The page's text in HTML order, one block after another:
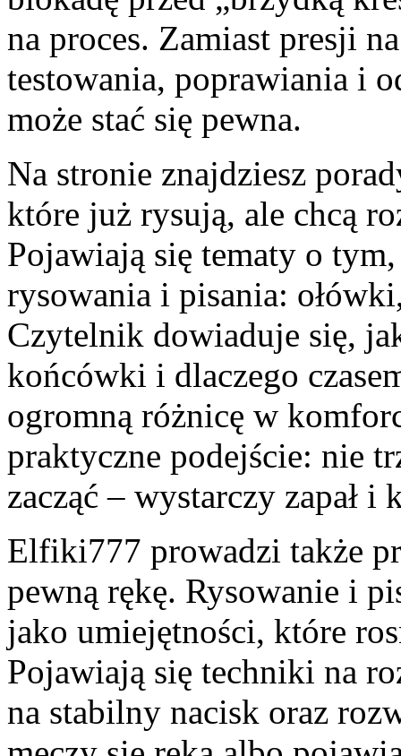
na proces. Zamiast presji
testowania, poprawiania i
może stać się pewna.
Na stronie znajdziesz
które już rysują, ale chcą
Pojawiają się tematy o
rysowania i pisania:
Czytelnik dowiaduje się,
końcówki i dlaczego
ogromną różnicę w
praktyczne podejście: nie
zacząć – wystarczy zapał
Elfiki777 prowadzi także
pewną rękę. Rysowanie i
jako umiejętności, które
Pojawiają się techniki na
na stabilny nacisk oraz